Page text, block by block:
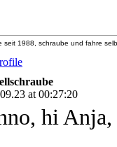
seit 1988, schraube und fahre
at 00:27:20
hi Anja,